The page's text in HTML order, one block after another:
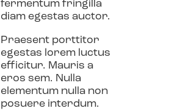
fermentum fringilla
diam egestas auctor.
Praesent porttitor
egestas lorem luctus
efficitur. Mauris a
eros sem. Nulla
elementum nulla non
posuere interdum.